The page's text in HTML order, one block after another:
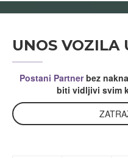
UNOS VOZILA
Postani Partnerbez
biti vidljivi svim